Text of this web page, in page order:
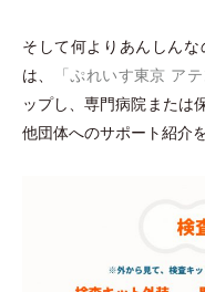
そして何よりあんしん
は、
「ぷれいす東京 アテ
ップし、専門病院または
他団体へのサポート紹介